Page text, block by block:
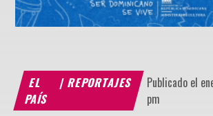
EL
PAÍS
| REPORTAJES
Publicado el
pm